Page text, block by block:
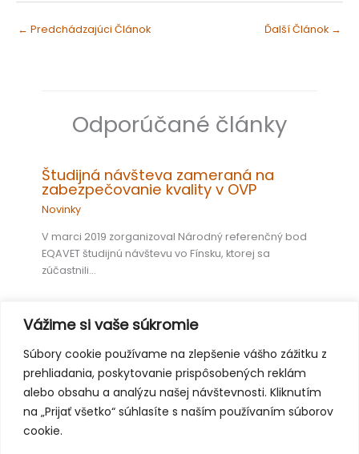
Vážime si vaše súkromie
Súbory cookie používame na zlepšenie vášho zážitku z
prehliadania, poskytovanie prispôsobených reklám
alebo obsahu a analýzu našej návštevnosti. Kliknutím
na „Prijať všetko“ súhlasíte s naším používaním súborov
cookie.
← Predchádzajúci Článok Ďalší Článok →
Odporúčané články
Študijná návšteva zameraná na
zabezpečovanie kvality v OVP
Novinky
V marci 2019 zorganizoval Národný referenčný bod
EQAVET študijnú návštevu vo Fínsku, ktorej sa
zúčastnili…
Európsky týždeň odborných zručností
2018 vo Viedni: najlepšie momenty
Tretí ročník Európskeho týždňa odborných zručností,
organizovaný Európskou komisiou a rakúskym